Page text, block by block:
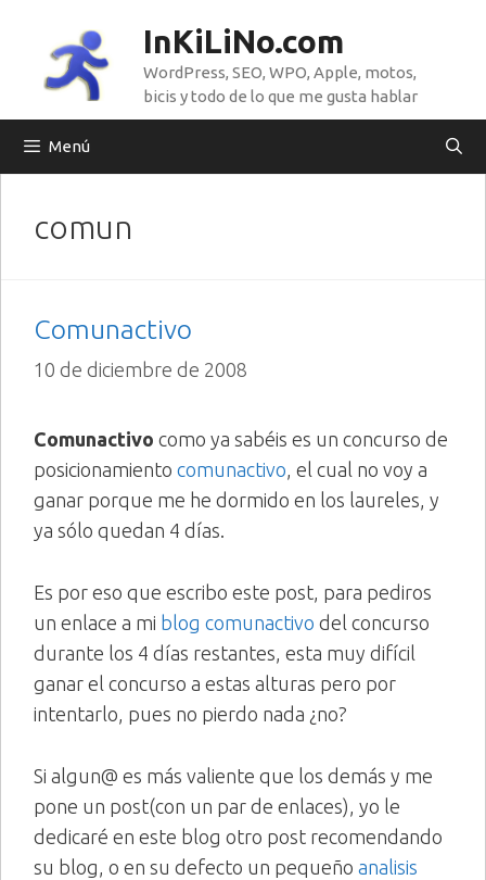
contenido
InKiLiNo.com
WordPress, SEO, WPO, Apple, motos,
bicis y todo de lo que me gusta hablar
Menú
comun
Comunactivo
10 de diciembre de 2008
Comunactivo como ya sabéis es un concurso de
posicionamiento comunactivo, el cual no voy a
ganar porque me he dormido en los laureles, y
ya sólo quedan 4 días.
Es por eso que escribo este post, para pediros
un enlace a mi blog comunactivo del concurso
durante los 4 días restantes, esta muy difícil
ganar el concurso a estas alturas pero por
intentarlo, pues no pierdo nada ¿no?
Si algun@ es más valiente que los demás y me
pone un post(con un par de enlaces), yo le
dedicaré en este blog otro post recomendando
su blog, o en su defecto un pequeño analisis